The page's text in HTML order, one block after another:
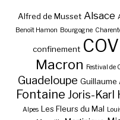
Alfred de Musset Alsace
Benoît Hamon Bourgogne
confinement
Macron Festival de
Guadeloupe Guillaume
Fontaine Joris-Karl
Alpes Les Fleurs du Mal